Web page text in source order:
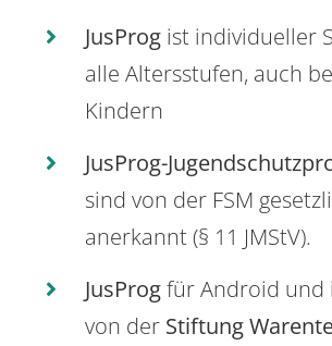
JusProg ist individueller
alle Altersstufen, auch
Kindern
JusProg-
sind von der FSM
anerkannt (§ 11 JMStV).
JusProgfür Android und
von der Stiftung